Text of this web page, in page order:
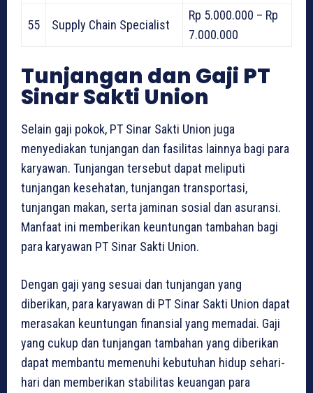
55 Supply Chain Specialist
Rp 5.000.000 – Rp
7.000.000
Tunjangan dan Gaji PT
Sinar Sakti Union
Selain gaji pokok, PT Sinar Sakti Union juga
menyediakan tunjangan dan fasilitas lainnya bagi para
karyawan. Tunjangan tersebut dapat meliputi
tunjangan kesehatan, tunjangan transportasi,
tunjangan makan, serta jaminan sosial dan asuransi.
Manfaat ini memberikan keuntungan tambahan bagi
para karyawan PT Sinar Sakti Union.
Dengan gaji yang sesuai dan tunjangan yang
diberikan, para karyawan di PT Sinar Sakti Union dapat
merasakan keuntungan finansial yang memadai. Gaji
yang cukup dan tunjangan tambahan yang diberikan
dapat membantu memenuhi kebutuhan hidup sehari-
hari dan memberikan stabilitas keuangan para